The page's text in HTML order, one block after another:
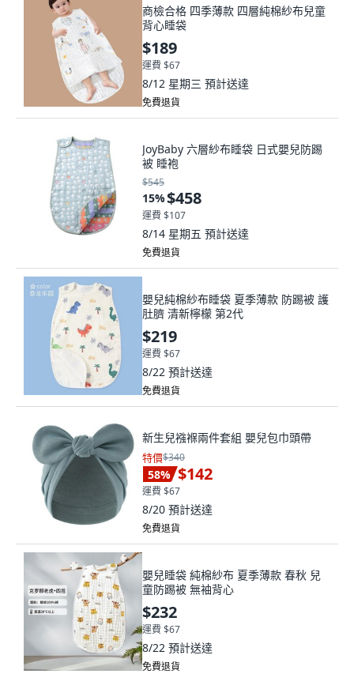
商檢合格 四季薄款 四層純棉紗布兒童
背心睡袋
$189
運費 $67
8/12 星期三 預計送達
免費退貨
JoyBaby 六層紗布睡袋 日式嬰兒防踢
被 睡袍
$545
15%$458
運費 $107
8/14 星期五 預計送達
免費退貨
嬰兒純棉紗布睡袋 夏季薄款 防踢被 護
肚臍 清新檸檬 第2代
$219
運費 $67
8/22 預計送達
免費退貨
新生兒襁褓兩件套組 嬰兒包巾頭帶
特價$340
58% $142
運費 $67
8/20 預計送達
免費退貨
嬰兒睡袋 純棉紗布 夏季薄款 春秋 兒
童防踢被 無袖背心
$232
運費 $67
8/22 預計送達
免費退貨